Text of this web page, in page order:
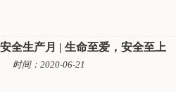
安全生产月 | 生命至爱，安全至上
时间：2020-06-21